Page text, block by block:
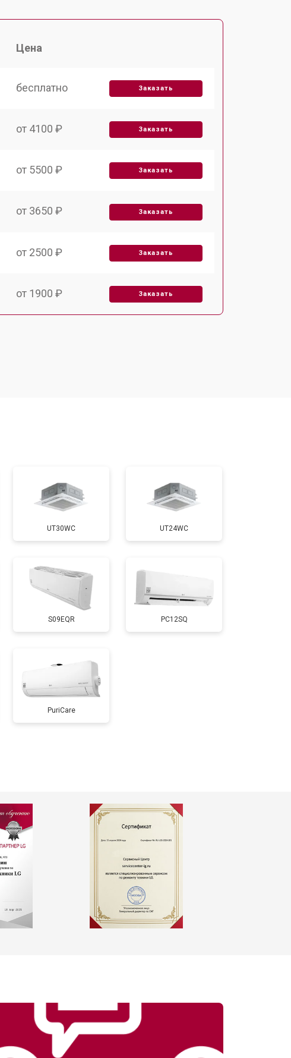
Цена
бесплатно Заказать
от 4100 ₽ Заказать
от 5500 ₽ Заказать
от 3650 ₽ Заказать
от 2500 ₽ Заказать
от 1900 ₽ Заказать
UT30WC UT24WC
S09EQR PC12SQ
PuriCare